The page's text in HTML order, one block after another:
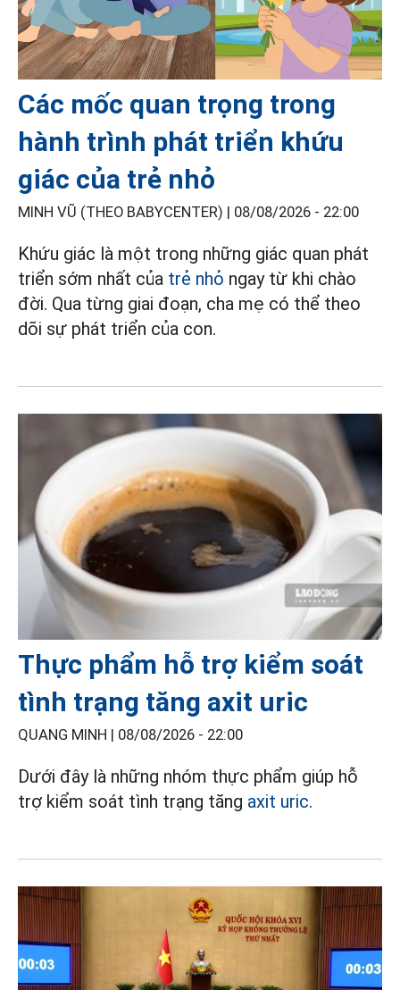
Các mốc quan trọng trong
hành trình phát triển khứu
giác của trẻ nhỏ
MINH VŨ (THEO BABYCENTER) | 08/08/2026 - 22:00
Khứu giác là một trong những giác quan phát
triển sớm nhất của trẻ nhỏ ngay từ khi chào
đời. Qua từng giai đoạn, cha mẹ có thể theo
dõi sự phát triển của con.
Thực phẩm hỗ trợ kiểm soát
tình trạng tăng axit uric
QUANG MINH | 08/08/2026 - 22:00
Dưới đây là những nhóm thực phẩm giúp hỗ
trợ kiểm soát tình trạng tăng axit uric.